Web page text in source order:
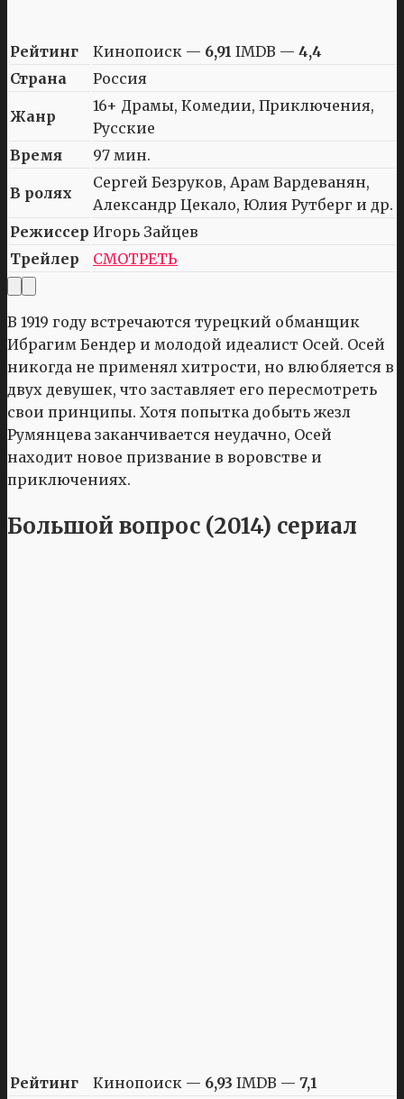
Рейтинг Кинопоиск — 6,91 IMDB — 4,4
Страна
Россия
Жанр
16+ Драмы, Комедии, Приключения,
Русские
Время
97 мин.
В ролях
Сергей Безруков, Арам Вардеванян,
Александр Цекало, Юлия Рутберг и др.
Режиссер Игорь Зайцев
Трейлер
СМОТРЕТЬ
В 1919 году встречаются турецкий обманщик
Ибрагим Бендер и молодой идеалист Осей. Осей
никогда не применял хитрости, но влюбляется в
двух девушек, что заставляет его пересмотреть
свои принципы. Хотя попытка добыть жезл
Румянцева заканчивается неудачно, Осей
находит новое призвание в воровстве и
приключениях.
Большой вопрос (2014) сериал
Рейтинг Кинопоиск — 6,93 IMDB — 7,1